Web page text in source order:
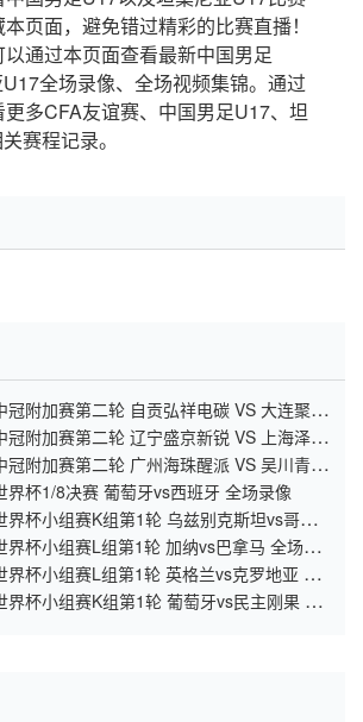
页面，避免错过精彩的比赛直播！
通过本页面查看最新中国男足
全场录像、全场视频集锦。通过
多CFA友谊赛、中国男足U17、坦
赛程记录。
附加赛第二轮 自贡弘祥电碳 VS 大连聚惺
附加赛第二轮 辽宁盛京新锐 VS 上海泽天
附加赛第二轮 广州海珠醒派 VS 吴川青年
杯1/8决赛 葡萄牙vs西班牙 全场录像
杯小组赛K组第1轮 乌兹别克斯坦vs哥伦比
杯小组赛L组第1轮 加纳vs巴拿马 全场录
杯小组赛L组第1轮 英格兰vs克罗地亚 全
杯小组赛K组第1轮 葡萄牙vs民主刚果 全